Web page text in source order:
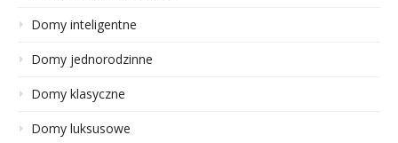
Domy inteligentne
Domy jednorodzinne
Domy klasyczne
Domy luksusowe